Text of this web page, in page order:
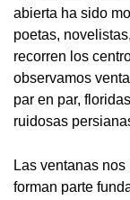
abierta ha sido
poetas,
recorren los
observamos
par en par,
ruidosas
Las ventanas
forman parte